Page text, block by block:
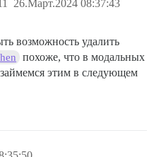
26.Март.2024 08:37:43
возможность удалить
похоже, что в модальных
этим в следующем